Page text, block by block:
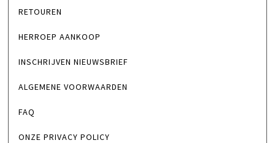
RETOUREN
HERROEP AANKOOP
INSCHRIJVEN NIEUWSBRIEF
ALGEMENE VOORWAARDEN
FAQ
ONZE PRIVACY POLICY